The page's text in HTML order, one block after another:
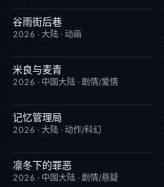
更新至第4集
谷雨街后巷
2026 · 大陆 · 动画
更新至第17集
米良与麦青
2026 · 中国大陆 · 剧情/爱情
更新至第4集
记忆管理局
2026 · 大陆 · 动作/科幻
已完结
凛冬下的罪恶
2026 · 中国大陆 · 剧情/悬疑